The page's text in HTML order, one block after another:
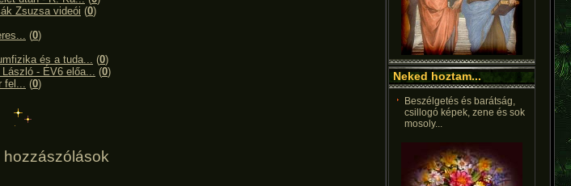
Zsuzsa videói (0)
(0)
és a tuda... (0)
- ÉV6 előa... (0)
(0)
hozzászólások
Neked hoztam...
Beszélgetés és barátság,
csillogó képek, zene és sok
mosoly...